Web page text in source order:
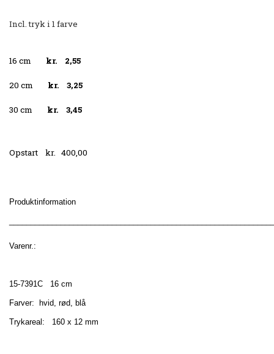
Incl. tryk i 1 farve
16 cm kr. 2,55
20 cm kr. 3,25
30 cm kr. 3,45
Opstart kr. 400,00
Produktinformation
Varenr.:
15-7391C 16 cm
Farver: hvid, rød, blå
Trykareal: 160 x 12 mm